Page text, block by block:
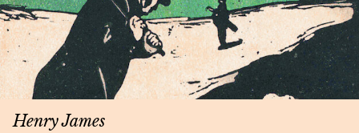
Henry James